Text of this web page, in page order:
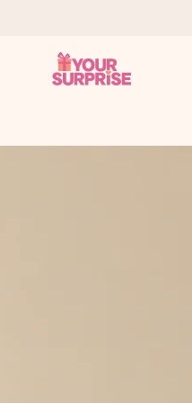
jij kunt geven op precies
Reviews
die raakt. Zonder